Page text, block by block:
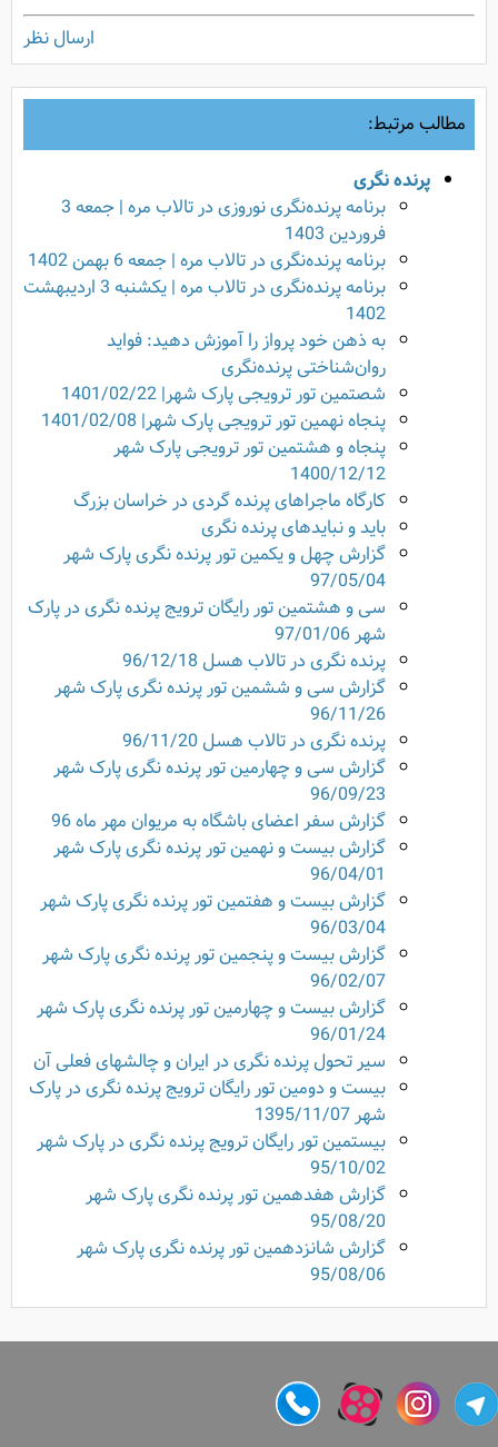
ارسال نظر
مطالب مرتبط:
پرنده نگری
برنامه پرنده‌نگری نوروزی در تالاب مره | جمعه 3
فروردین 1403
برنامه پرنده‌نگری در تالاب مره | جمعه 6 بهمن 1402
برنامه پرنده‌نگری در تالاب مره | یکشنبه 3 اردیبهشت
1402
به ذهن خود پرواز را آموزش دهید: فواید
روان‌شناختی پرنده‌نگری
شصتمین تور ترویجی پارک شهر| 1401/02/22
پنجاه نهمین تور ترویجی پارک شهر| 1401/02/08
پنجاه و هشتمین تور ترویجی پارک شهر
1400/12/12
کارگاه ماجراهای پرنده گردی در خراسان بزرگ
باید و نبایدهای پرنده نگری
گزارش چهل و یکمین تور پرنده نگری پارک شهر
97/05/04
سی و هشتمین تور رایگان ترویج پرنده نگری در پارک
شهر 97/01/06
پرنده نگری در تالاب هسل 96/12/18
گزارش سی و ششمین تور پرنده نگری پارک شهر
96/11/26
پرنده نگری در تالاب هسل 96/11/20
گزارش سی و چهارمین تور پرنده نگری پارک شهر
96/09/23
گزارش سفر اعضای باشگاه به مریوان مهر ماه 96
گزارش بیست و نهمین تور پرنده نگری پارک شهر
96/04/01
گزارش بیست و هفتمین تور پرنده نگری پارک شهر
96/03/04
گزارش بیست و پنجمین تور پرنده نگری پارک شهر
96/02/07
گزارش بیست و چهارمین تور پرنده نگری پارک شهر
96/01/24
سیر تحول پرنده نگری در ایران و چالشهای فعلی آن
بیست و دومین تور رایگان ترویج پرنده نگری در پارک
شهر 1395/11/07
بیستمین تور رایگان ترویج پرنده نگری در پارک شهر
95/10/02
گزارش هفدهمین تور پرنده نگری پارک شهر
95/08/20
گزارش شانزدهمین تور پرنده نگری پارک شهر
95/08/06